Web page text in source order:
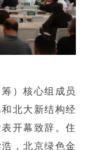
）核心组成员
北大新结构经
开幕致辞。住
，北京绿色金